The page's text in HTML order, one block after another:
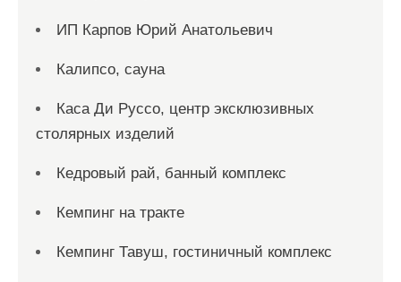
ИП Карпов Юрий Анатольевич
Калипсо, сауна
Каса Ди Руссо, центр эксклюзивных
столярных изделий
Кедровый рай, банный комплекс
Кемпинг на тракте
Кемпинг Тавуш, гостиничный комплекс